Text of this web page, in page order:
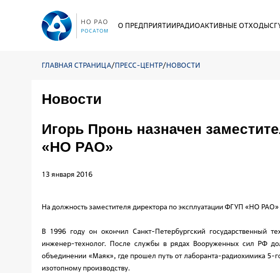
О ПРЕДПРИЯТИИРАДИОАКТИВНЫЕ ОТХОДЫ
ГЛАВНАЯ СТРАНИЦА/ПРЕСС-ЦЕНТР/НОВОСТИ
Новости
Игорь Пронь назначен
«НО РАО»
13 января 2016
На должность заместителя директора по эксплуатации ФГУП «НО
В 1996 году он окончил Санкт-Петербургский государственный
инженер-технолог. После службы в рядах Вооруженных сил РФ
объединении «Маяк», где прошел путь от лаборанта-радиохимика 5-
изотопному производству.